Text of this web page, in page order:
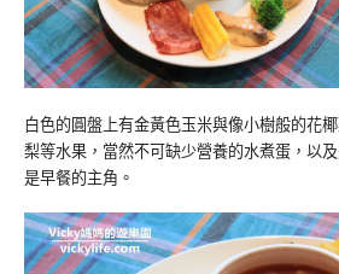
白色的圓盤上有金黃色玉米與像小樹般的花
梨等水果，當然不可缺少營養的水煮蛋，以
是早餐的主角。